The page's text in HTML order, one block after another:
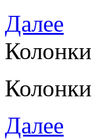
Далее
Далее